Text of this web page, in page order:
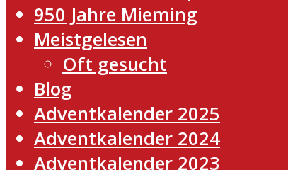
950 Jahre Mieming
Meistgelesen
Oft gesucht
Blog
Adventkalender 2025
Adventkalender 2024
Adventkalender 2023